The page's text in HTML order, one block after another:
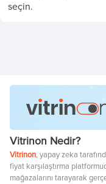
seçin.
Vitrinon Nedir?
Vitrinon, yapay zeka
fiyat karşılaştırma
mağazalarını tarayarak